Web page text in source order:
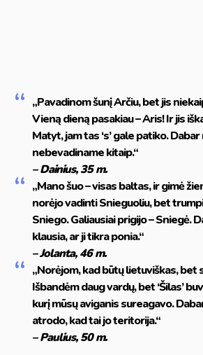
„Pavadinom šunį Arčiu, bet jis
Vieną dieną pasakiau – Aris! Ir jis
Matyt, jam tas ‘s’ gale patiko.
nebevadiname kitaip.“
– Dainius, 35 m.
„Mano šuo – visas baltas, ir gimė
norėjo vadinti Snieguoliu, bet
Sniego. Galiausiai prigijo – Sniegė.
klausia, ar ji tikra ponia.“
– Jolanta, 46 m.
„Norėjom, kad būtų lietuviškas, bet
Išbandėm daug vardų, bet ‘Šilas’
kurį mūsų aviganis sureagavo.
atrodo, kad tai jo teritorija.“
– Paulius, 50 m.